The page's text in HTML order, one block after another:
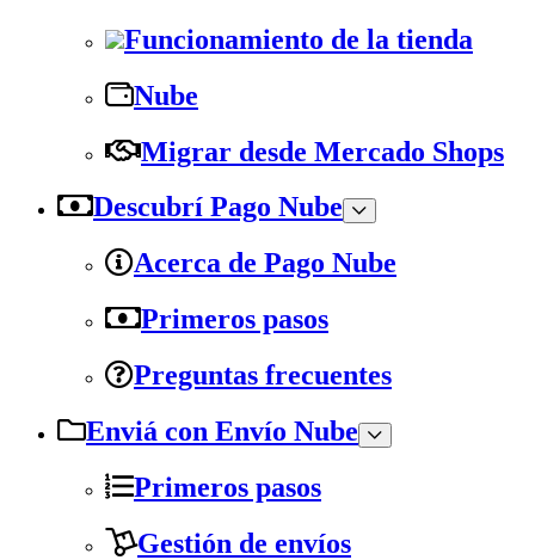
Funcionamiento de la tienda
Nube
Migrar desde Mercado Shops
Descubrí Pago Nube
Acerca de Pago Nube
Primeros pasos
Preguntas frecuentes
Enviá con Envío Nube
Primeros pasos
Gestión de envíos